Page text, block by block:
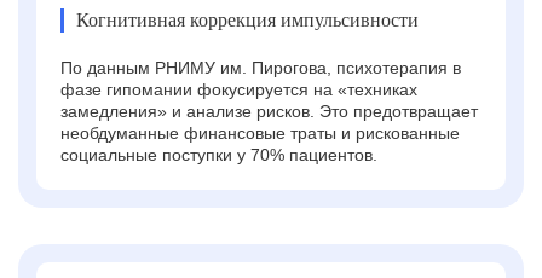
Когнитивная коррекция импульсивности
По данным РНИМУ им. Пирогова, психотерапия в
фазе гипомании фокусируется на «техниках
замедления» и анализе рисков. Это предотвращает
необдуманные финансовые траты и рискованные
социальные поступки у 70% пациентов.